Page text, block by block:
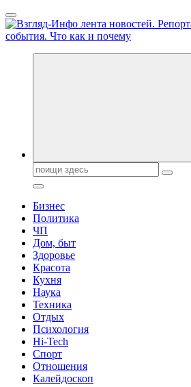
Перейти
к
содержанию
Обо всем и обо всех, что зачем и
Поиск:
Бизнес
Политика
ЧП
Дом, быт
Здоровье
Красота
Кухня
Наука
Техника
Отдых
Психология
Hi-Tech
Спорт
Отношения
Калейдоскоп